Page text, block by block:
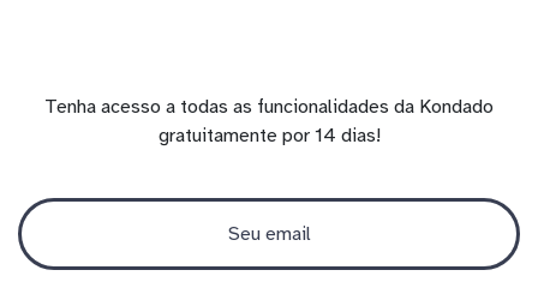
Tenha acesso a todas as funcionalidades da Kondado
gratuitamente por 14 dias!